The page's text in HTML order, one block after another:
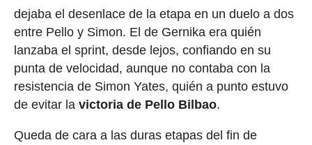
dejaba el desenlace de la etapa en un duelo a dos
entre Pello y Simon. El de Gernika era quién
lanzaba el sprint, desde lejos, confiando en su
punta de velocidad, aunque no contaba con la
resistencia de Simon Yates, quién a punto estuvo
de evitar la victoria de Pello Bilbao.
Queda de cara a las duras etapas del fin de